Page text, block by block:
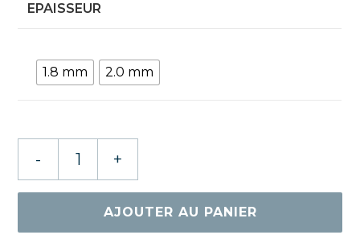
EPAISSEUR
1.8 mm 2.0 mm
- +
AJOUTER AU PANIER